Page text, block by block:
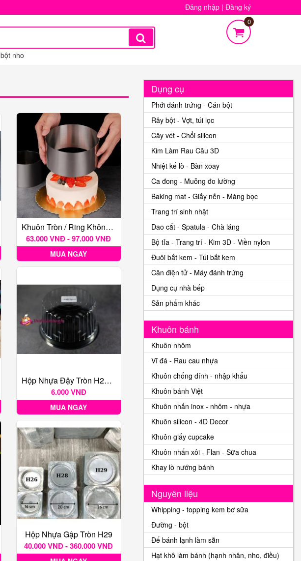
Đăng nhập | Đăng ký
bột nho
0
Khuôn Tròn / Ring Không Đáy Cao 8cm
63.000 VNĐ - 97.000 VNĐ
MUA NGAY
Hộp Nhựa Đậy Tròn H25 16 CM
6.000 VNĐ
MUA NGAY
Hộp Nhựa Gập Tròn H29
40.000 VNĐ - 360.000 VNĐ
Dụng cụ
Phới đánh trứng - Cán bột
Rây bột - Vợt, túi lọc
Cây vét - Chổi silicon
Kim Làm Rau Câu 3D
Nhiệt kế lò - Bàn xoay
Ca đong - Muỗng đo lường
Baking mat - Giấy nến - Màng bọc
Trang trí sinh nhật
Dao cắt - Spatula - Chà láng
Bộ tỉa - Trang trí - Kim 3D - Viền nylon
Đuôi bắt kem - Túi bắt kem
Cân điện tử - Máy đánh trứng
Dụng cụ nhà bếp
Sản phẩm khác
Khuôn bánh
Khuôn nhôm
Vĩ đá - Rau cau nhựa
Khuôn chống dính - nhập khẩu
Khuôn bánh Việt
Khuôn nhấn inox - nhôm - nhựa
Khuôn silicon - 4D Decor
Khuôn giấy cupcake
Khuôn nhấn xôi - Flan - Sữa chua
Khay lò nướng bánh
Nguyên liệu
Whipping - topping kem bơ sữa
Đường - bột
Đế bánh lạnh làm sẵn
Hạt khô làm bánh (hạnh nhân, nho, điều)